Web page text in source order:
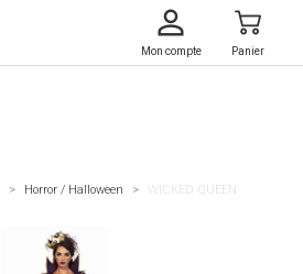
Mon compte Panier
Horror / Halloween WICKED QUEEN